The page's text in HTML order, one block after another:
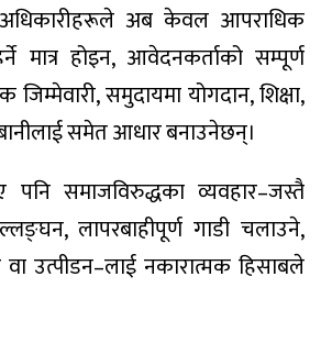
अब केवल आपराधिक
मात्र होइन, आवेदनकर्ताको सम्पूर्ण
जिम्मेवारी, समुदायमा योगदान, शिक्षा,
समेत आधार बनाउनेछन्।
समाजविरुद्धका व्यवहार–जस्तै
लापरबाहीपूर्ण गाडी चलाउने,
वा उत्पीडन–लाई नकारात्मक हिसाबले